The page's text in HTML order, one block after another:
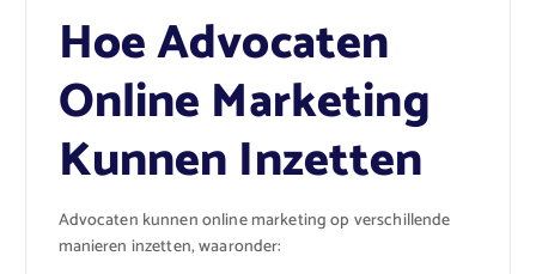
Hoe Advocaten
Online Marketing
Kunnen Inzetten
Advocaten kunnen online marketing op verschillende
manieren inzetten, waaronder: